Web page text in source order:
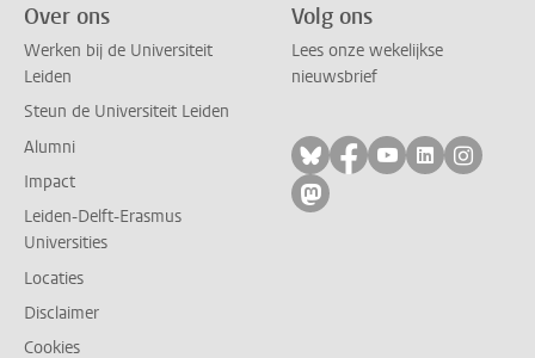
Over ons
Werken bij de Universiteit
Leiden
Steun de Universiteit Leiden
Alumni
Impact
Leiden-Delft-Erasmus
Universities
Locaties
Disclaimer
Cookies
Volg ons
Lees onze wekelijkse
nieuwsbrief
Volg ons op bluesky
Volg ons op
Volg ons op
Volg ons
Volg
Volg ons op mastodon